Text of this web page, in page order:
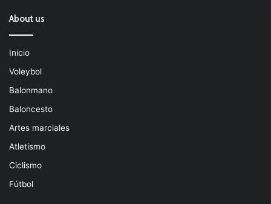
About us
Inicio
Voleybol
Balonmano
Baloncesto
Artes marciales
Atletismo
Ciclismo
Fútbol